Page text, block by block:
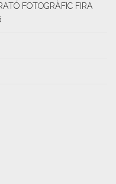
FOTOGRÀFIC FIRA